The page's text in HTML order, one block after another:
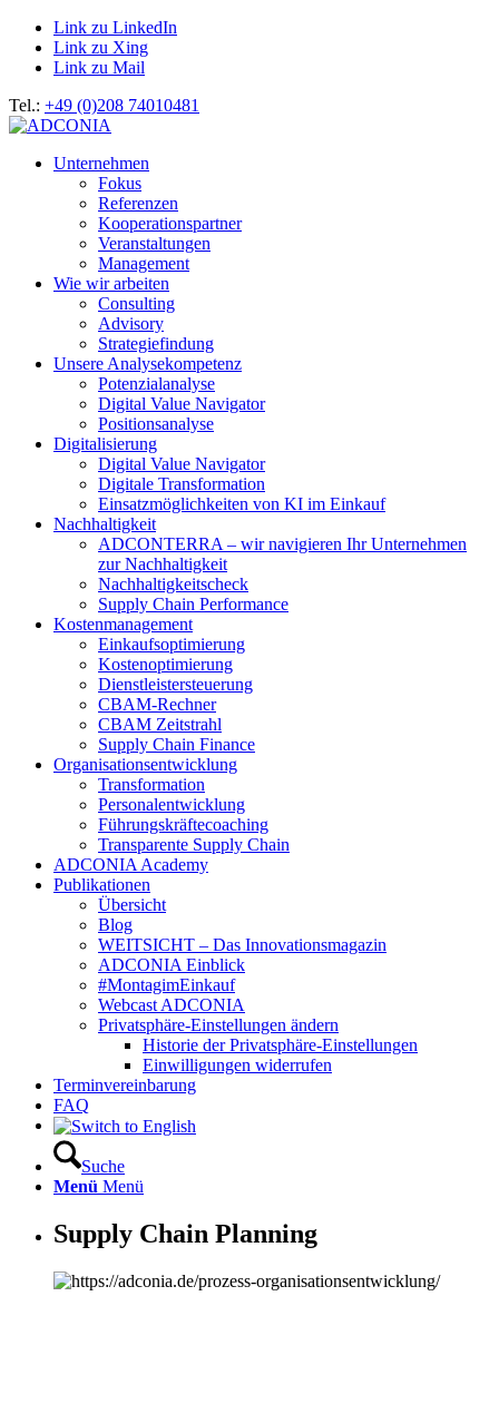
Link zu LinkedIn
Link zu Xing
Link zu Mail
Tel.: +49 (0)208 74010481
Unternehmen
Fokus
Referenzen
Kooperationspartner
Veranstaltungen
Management
Wie wir arbeiten
Consulting
Advisory
Strategiefindung
Unsere Analysekompetenz
Potenzialanalyse
Digital Value Navigator
Positionsanalyse
Digitalisierung
Digital Value Navigator
Digitale Transformation
Einsatzmöglichkeiten von KI im Einkauf
Nachhaltigkeit
ADCONTERRA – wir navigieren Ihr Unternehmen
zur Nachhaltigkeit
Nachhaltigkeitscheck
Supply Chain Performance
Kostenmanagement
Einkaufsoptimierung
Kostenoptimierung
Dienstleistersteuerung
CBAM-Rechner
CBAM Zeitstrahl
Supply Chain Finance
Organisationsentwicklung
Transformation
Personalentwicklung
Führungskräftecoaching
Transparente Supply Chain
ADCONIA Academy
Publikationen
Übersicht
Blog
WEITSICHT – Das Innovationsmagazin
ADCONIA Einblick
#MontagimEinkauf
Webcast ADCONIA
Privatsphäre-Einstellungen ändern
Historie der Privatsphäre-Einstellungen
Einwilligungen widerrufen
Terminvereinbarung
FAQ
Suche
Menü Menü
Supply Chain Planning